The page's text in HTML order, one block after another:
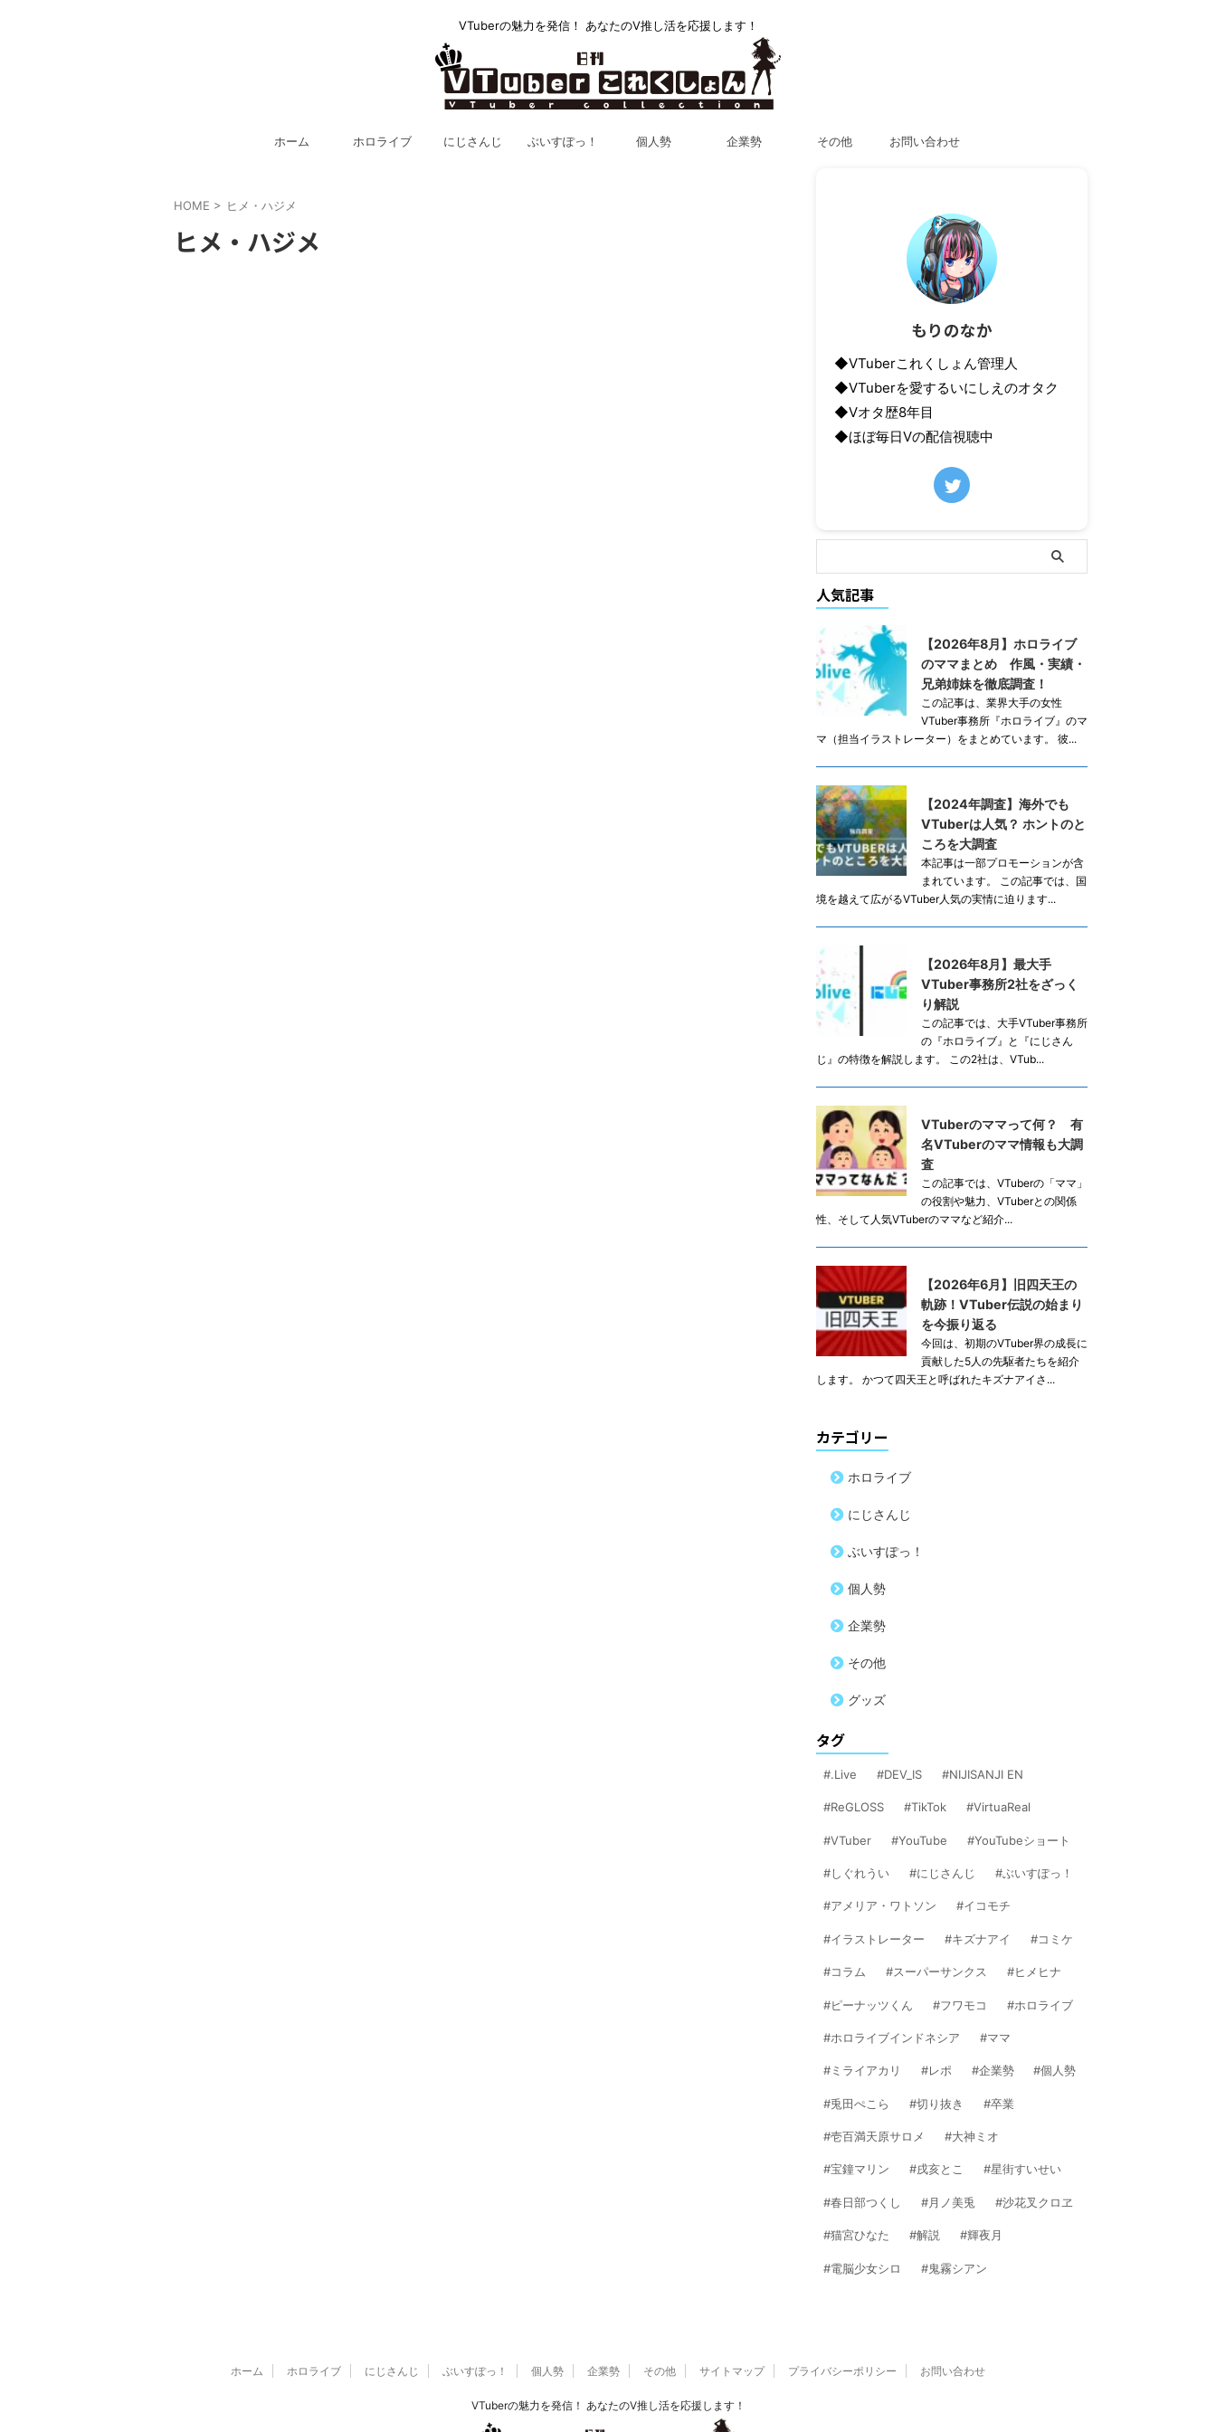
VTuberの魅力を発信！ あなたのV推し活を応援します！
ホーム ホロライブ にじさんじ ぶいすぽっ！ 個人勢 企業勢 その他 お問い合わせ
HOME > ヒメ・ハジメ
ヒメ・ハジメ
もりのなか
◆VTuberこれくしょん管理人
◆VTuberを愛するいにしえのオタク
◆Vオタ歴8年目
◆ほぼ毎日Vの配信視聴中
人気記事
【2026年8月】ホロライブ
のママまとめ 作風・実績・
兄弟姉妹を徹底調査！
この記事は、業界大手の女性
VTuber事務所『ホロライブ』のマ
マ（担当イラストレーター）をまとめています。 彼...
【2024年調査】海外でも
VTuberは人気？ ホントのと
ころを大調査
本記事は一部プロモーションが含
まれています。 この記事では、国
境を越えて広がるVTuber人気の実情に迫ります...
【2026年8月】最大手
VTuber事務所2社をざっく
り解説
この記事では、大手VTuber事務所
の『ホロライブ』と『にじさん
じ』の特徴を解説します。 この2社は、VTub...
VTuberのママって何？ 有
名VTuberのママ情報も大調
査
この記事では、VTuberの「ママ」
の役割や魅力、VTuberとの関係
性、そして人気VTuberのママなど紹介...
【2026年6月】旧四天王の
軌跡！VTuber伝説の始まり
を今振り返る
今回は、初期のVTuber界の成長に
貢献した5人の先駆者たちを紹介
します。 かつて四天王と呼ばれたキズナアイさ...
カテゴリー
ホロライブ
にじさんじ
ぶいすぽっ！
個人勢
企業勢
その他
グッズ
タグ
.Live DEV_IS NIJISANJI EN
ReGLOSS TikTok VirtuaReal
VTuber YouTube YouTubeショート
しぐれうい にじさんじ ぶいすぽっ！
アメリア・ワトソン イコモチ
イラストレーター キズナアイ コミケ
コラム スーパーサンクス ヒメヒナ
ピーナッツくん フワモコ ホロライブ
ホロライブインドネシア ママ
ミライアカリ レポ 企業勢 個人勢
兎田ぺこら 切り抜き 卒業
壱百満天原サロメ 大神ミオ
宝鐘マリン 戌亥とこ 星街すいせい
春日部つくし 月ノ美兎 沙花叉クロヱ
猫宮ひなた 解説 輝夜月
電脳少女シロ 鬼霧シアン
ホーム ホロライブ にじさんじ ぶいすぽっ！ 個人勢 企業勢 その他 サイトマップ プライバシーポリシー お問い合わせ
VTuberの魅力を発信！ あなたのV推し活を応援します！